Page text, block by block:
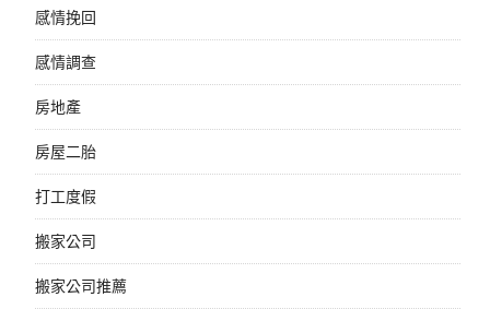
感情挽回
感情調查
房地產
房屋二胎
打工度假
搬家公司
搬家公司推薦